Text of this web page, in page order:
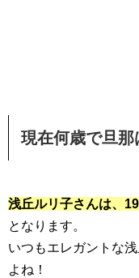
現在何歳で旦那
浅丘ルリ子さんは、
となります。
いつもエレガントな
よね！